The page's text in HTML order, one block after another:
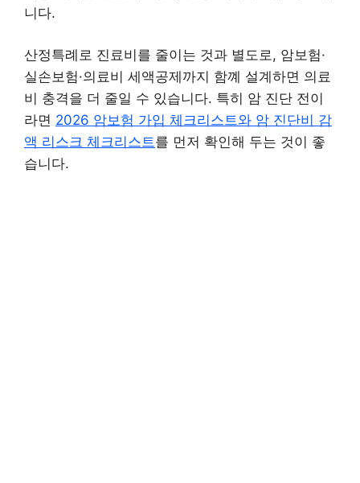
니다.
산정특례로 진료비를 줄이는 것과 별도로, 암보험·
실손보험·의료비 세액공제까지 함꼐 설계하면 의료
비 충격을 더 줄일 수 있습니다. 특히 암 진단 전이
라면 2026 암보험 가입 체크리스트와 암 진단비 감
액 리스크 체크리스트를 먼저 확인해 두는 것이 좋
습니다.